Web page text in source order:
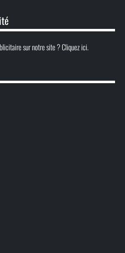
sur notre site ? Cliquez ici.